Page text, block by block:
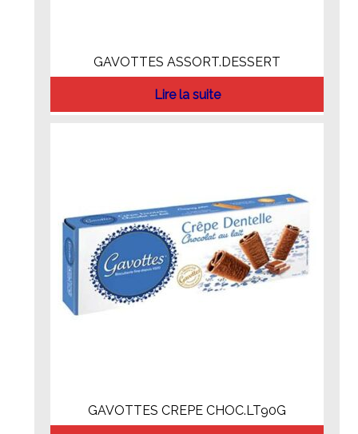
GAVOTTES ASSORT.DESSERT
Lire la suite
GAVOTTES CREPE CHOC.LT90G